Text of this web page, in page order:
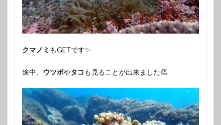
クマノミ もGETです✨️
途中、 ウツボやタコ も見ることが出来ました👏